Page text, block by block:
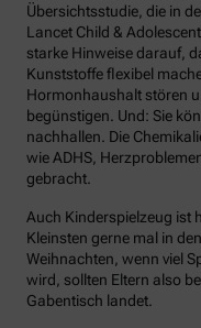
Übersichtsstudie, die in
Lancet Child &
starke Hinweise darauf,
Kunststoffe flexibel
Hormonhaushalt stören
begünstigen. Und: Sie
nachhallen. Die
wie ADHS,
gebracht.
Auch Kinderspielzeug ist
Kleinsten gerne mal in
Weihnachten, wenn viel
wird, sollten Eltern also
Gabentisch landet.